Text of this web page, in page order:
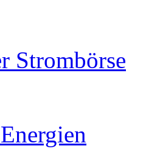
Strombörse